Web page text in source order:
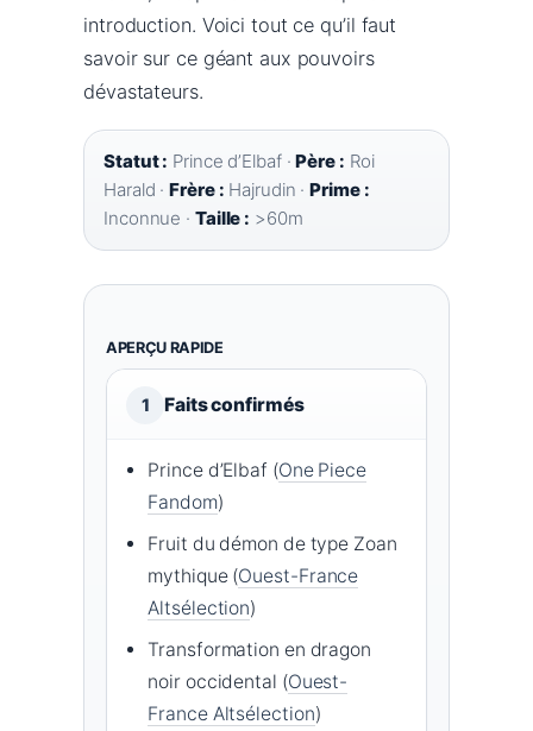
introduction. Voici tout ce qu’il faut
savoir sur ce géant aux pouvoirs
dévastateurs.
Statut : Prince d’Elbaf ·Père : Roi
Harald ·Frère : Hajrudin ·Prime :
Inconnue · Taille : >60m
APERÇU RAPIDE
1 Faits confirmés
Prince d’Elbaf (One Piece
Fandom)
Fruit du démon de type Zoan
mythique (Ouest-France
Altsélection)
Transformation en dragon
noir occidental (Ouest-
France Altsélection)